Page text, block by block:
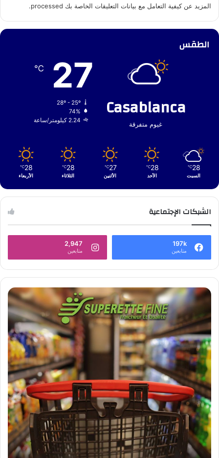
المزيد عن كيفية التعامل مع بيانات التعليقات الخاصة بك processed
.
الطقس
Casablanca
غيوم متفرقة
27
℃
28º - 25º
74%
2.24 كيلومتر/ساعة
28
℃
السبت
28
℃
الأحد
27
℃
الأثنين
28
℃
الثلاثاء
28
℃
الأربعاء
الشبكات الإجتماعية
197k
متابعين
2,947
متابعين